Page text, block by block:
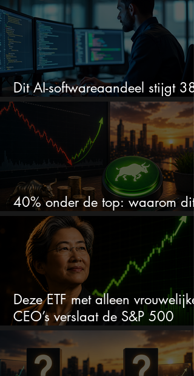
Dit AI-softwareaandeel stijgt
en zet de SaaS-crash op zijn
40% onder de top: waarom dit
aandeel weer interessant wordt
Deze ETF met alleen vrouwelijke
CEO’s verslaat de S&P 500
keihard